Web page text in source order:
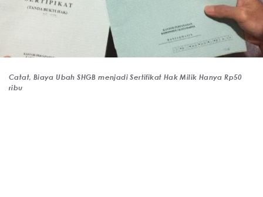
Catat, Biaya Ubah SHGB menjadi Sertifikat Hak Milik Hanya Rp50
ribu